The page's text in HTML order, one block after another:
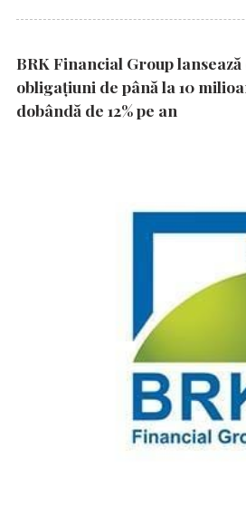
BRK Financial Group
obligațiuni de până la 10
dobândă de 12% pe an